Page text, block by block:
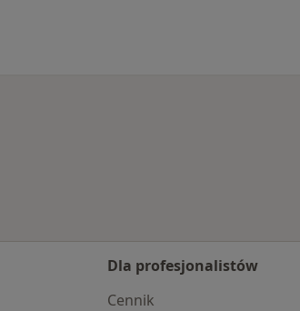
Dla profesjonalistów
Cennik